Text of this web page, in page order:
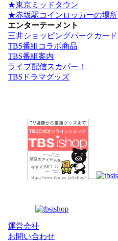
★東京ミッドタウン
★赤坂駅コインロッカーの場所
エンターテーメント
三井ショッピングパークカード
TBS番組コラボ商品
TBS番組案内
ライブ配信スカパー！
TBSドラマグッズ
運営会社
お問い合わせ